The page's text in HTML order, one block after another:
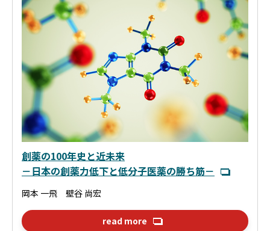
創薬の100年史と近未来
－日本の創薬力低下と低分子医薬の勝ち筋－
岡本 一飛 壁谷 尚宏
read more